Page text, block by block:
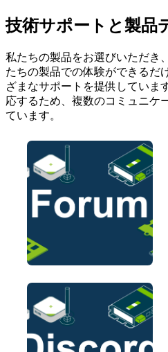
技術サポートと製品
私たちの製品をお選びいただき
たちの製品での体験ができるだ
ざまなサポートを提供していま
応するため、複数のコミュニケ
ています。